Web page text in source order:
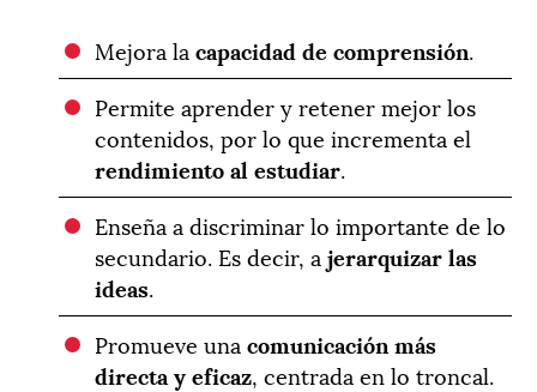
Mejora lacapacidad de comprensión.
Permite aprender y retener mejor los
contenidos, por lo que incrementa el
rendimiento al estudiar.
Enseña a discriminar lo importante de lo
secundario. Es decir, ajerarquizar las
ideas.
Promueve unacomunicación más
directa y eficaz, centrada en lo troncal.